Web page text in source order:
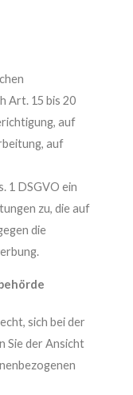
Art. 15 bis 20
auf
auf
1 DSGVO ein
zu, die auf
die
sich bei der
Sie der Ansicht